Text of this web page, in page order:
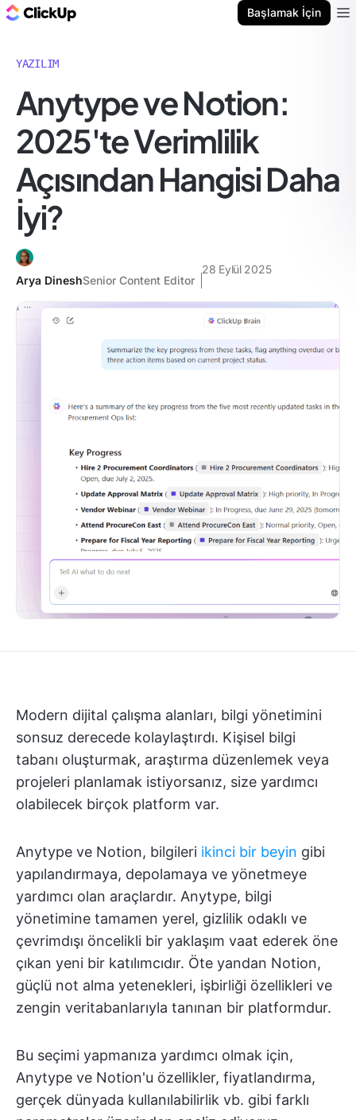
Başlamak İçin
YAZILIM
Anytype ve Notion:
2025'te Verimlilik
Açısından Hangisi Daha
İyi?
Arya DineshSenior Content Editor
28 Eylül 2025
Modern dijital çalışma alanları, bilgi yönetimini
sonsuz derecede kolaylaştırdı. Kişisel bilgi
tabanı oluşturmak, araştırma düzenlemek veya
projeleri planlamak istiyorsanız, size yardımcı
olabilecek birçok platform var.
Anytype ve Notion, bilgileri ikinci bir beyin gibi
yapılandırmaya, depolamaya ve yönetmeye
yardımcı olan araçlardır. Anytype, bilgi
yönetimine tamamen yerel, gizlilik odaklı ve
çevrimdışı öncelikli bir yaklaşım vaat ederek öne
çıkan yeni bir katılımcıdır. Öte yandan Notion,
güçlü not alma yetenekleri, işbirliği özellikleri ve
zengin veritabanlarıyla tanınan bir platformdur.
Bu seçimi yapmanıza yardımcı olmak için,
Anytype ve Notion'u özellikler, fiyatlandırma,
gerçek dünyada kullanılabilirlik vb. gibi farklı